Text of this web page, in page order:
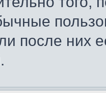
после них